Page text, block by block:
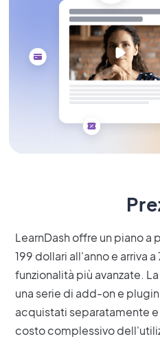
LearnDash offre un piano
199 dollari all'anno e arriva
funzionalità più avanzate.
una serie di add-on e
acquistati separatamente
costo complessivo